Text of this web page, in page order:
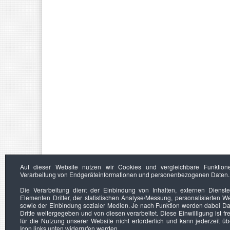
Auf dieser Website nutzen wir Cookies und vergleichbare
Verarbeitung von Endgeräteinformationen und personenbezogenen Daten.
Die Verarbeitung dient der Einbindung von Inhalten, externen
Elementen Dritter, der statistischen Analyse/Messung, personalisierten
sowie der Einbindung sozialer Medien. Je nach Funktion werden dabei
Dritte weitergegeben und von diesen verarbeitet. Diese Einwilligung ist
für die Nutzung unserer Website nicht erforderlich und kann jederzeit
Icon links unten widerrufen werden.